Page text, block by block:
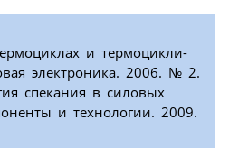
и термоцикли-
электроника. 2006. № 2.
спекания в силовых
и технологии. 2009.